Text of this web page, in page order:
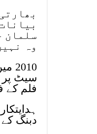
سلمان
وہ
سیٹ پر
فلم کے
دبنگ